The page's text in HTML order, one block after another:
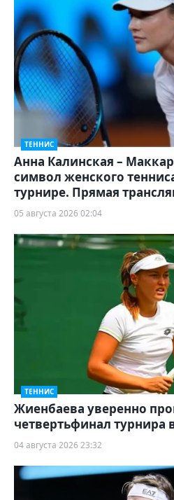
ТЕННИС
Анна Калинская –
символ женского
турнире. Прямая
05 августа 2026 02:04
ТЕННИС
Жиенбаева уверенно
четвертьфинал турнира
04 августа 2026 23:32